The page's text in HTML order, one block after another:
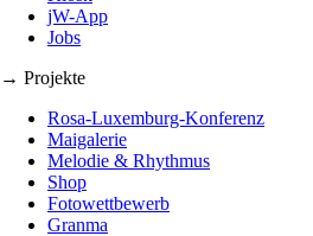
jW-App
Jobs
→ Projekte
Rosa-Luxemburg-Konferenz
Maigalerie
Melodie & Rhythmus
Shop
Fotowettbewerb
Granma